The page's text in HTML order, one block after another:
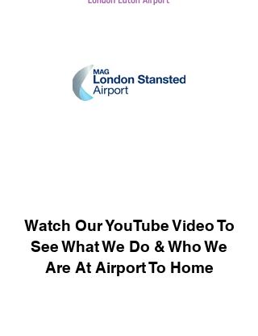
Watch Our YouTube Video To
See What We Do & Who We
Are At Airport To Home